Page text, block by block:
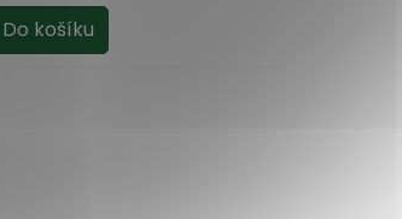
Do košíku